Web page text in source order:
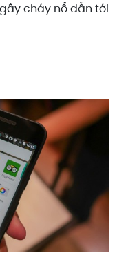
cháy nổ dẫn tới